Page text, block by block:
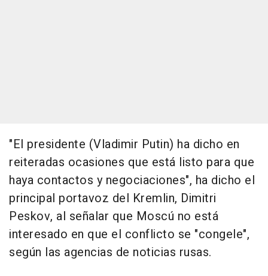
"El presidente (Vladimir Putin) ha dicho en
reiteradas ocasiones que está listo para que
haya contactos y negociaciones", ha dicho el
principal portavoz del Kremlin, Dimitri
Peskov, al señalar que Moscú no está
interesado en que el conflicto se "congele",
según las agencias de noticias rusas.